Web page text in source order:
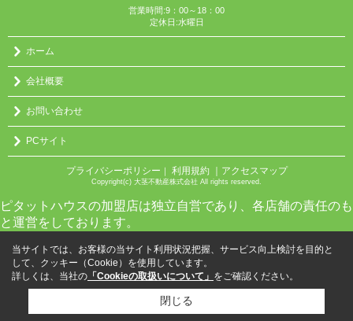
営業時間:9：00～18：00
定休日:水曜日
ホーム
会社概要
お問い合わせ
PCサイト
プライバシーポリシー 利用規約 ｜アクセスマップ
Copyright(c) 大茎不動産株式会社 All rights reserved.
ピタットハウスの加盟店は独立自営であり、各店舗の責任のも
と運営をしております。
当サイトでは、お客様の当サイト利用状況把握、サービス向上検討を目的と
して、クッキー（Cookie）を使用しています。
詳しくは、当社の 「Cookieの取扱いについて」 をご確認ください。
閉じる